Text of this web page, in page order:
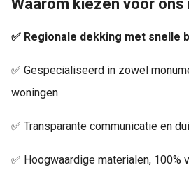
Waarom kiezen voor ons
✅ Regionale dekking met snelle
✅ Gespecialiseerd in zowel
woningen
✅ Transparante communicatie en
✅ Hoogwaardige materialen, 100%